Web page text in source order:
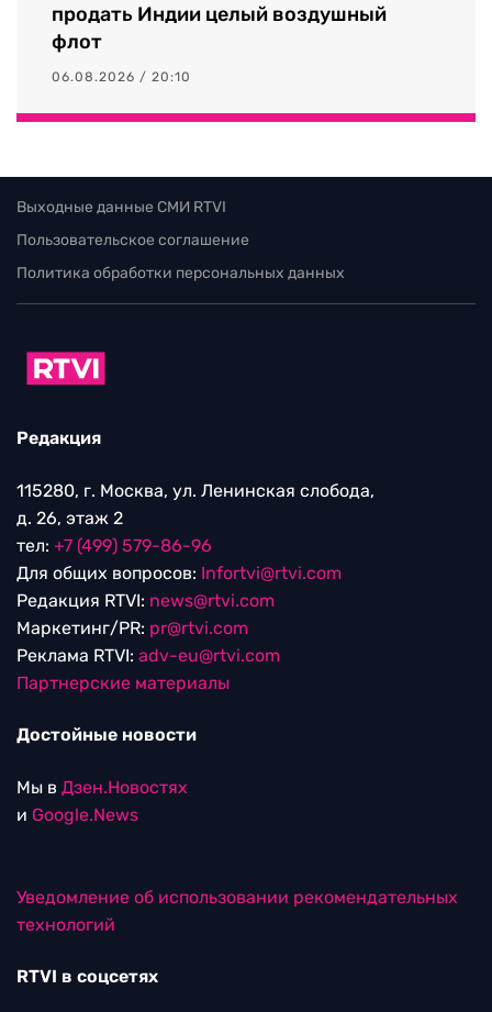
продать Индии целый воздушный
флот
06.08.2026 / 20:10
Выходные данные СМИ RTVI
Пользовательское соглашение
Политика обработки персональных данных
Редакция
115280, г. Москва, ул. Ленинская слобода,
д. 26, этаж 2
тел: +7 (499) 579-86-96
Для общих вопросов: Infortvi@rtvi.com
Редакция RTVI: news@rtvi.com
Маркетинг/PR: pr@rtvi.com
Реклама RTVI: adv-eu@rtvi.com
Партнерские материалы
Достойные новости
Мы в Дзен.Новостях
и Google.News
Уведомление об использовании рекомендательных
технологий
RTVI в соцсетях